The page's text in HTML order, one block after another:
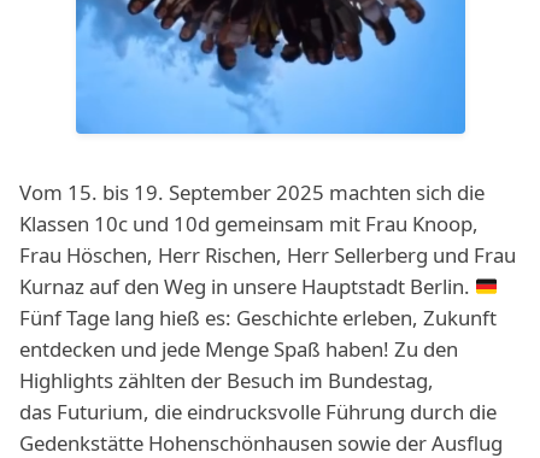
Vom 15. bis 19. September 2025 machten sich die
Klassen 10c und 10d gemeinsam mit Frau Knoop,
Frau Höschen, Herr Rischen, Herr Sellerberg und Frau
Kurnaz auf den Weg in unsere Hauptstadt Berlin.
Fünf Tage lang hieß es: Geschichte erleben, Zukunft
entdecken und jede Menge Spaß haben! Zu den
Highlights zählten der Besuch im Bundestag,
das Futurium, die eindrucksvolle Führung durch die
Gedenkstätte Hohenschönhausen sowie der Ausflug